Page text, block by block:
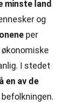
minste land
og
per
I stedet
en av de